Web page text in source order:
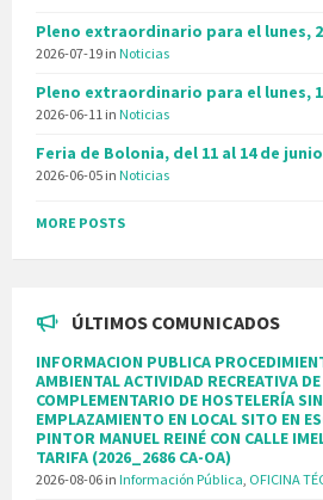
Pleno extraordinario para el lunes,
2026-07-19 in Noticias
Pleno extraordinario para el lunes,
2026-06-11 in Noticias
Feria de Bolonia, del 11 al 14 de junio
2026-06-05 in Noticias
MORE POSTS
ÚLTIMOS COMUNICADOS
INFORMACION PUBLICA
AMBIENTAL ACTIVIDAD RECREATIVA
COMPLEMENTARIO DE HOSTELERÍA
EMPLAZAMIENTO EN LOCAL SITO EN
PINTOR MANUEL REINÉ CON CALLE
TARIFA (2026_2686 CA-OA)
2026-08-06 in Información Pública, OFICINA